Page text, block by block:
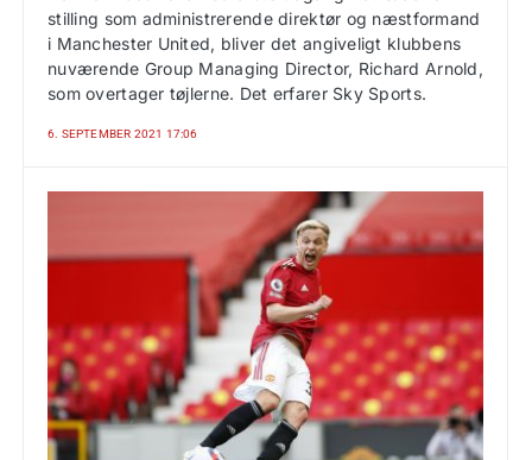
stilling som administrerende direktør og næstformand
i Manchester United, bliver det angiveligt klubbens
nuværende Group Managing Director, Richard Arnold,
som overtager tøjlerne. Det erfarer Sky Sports.
6. SEPTEMBER 2021 17:06